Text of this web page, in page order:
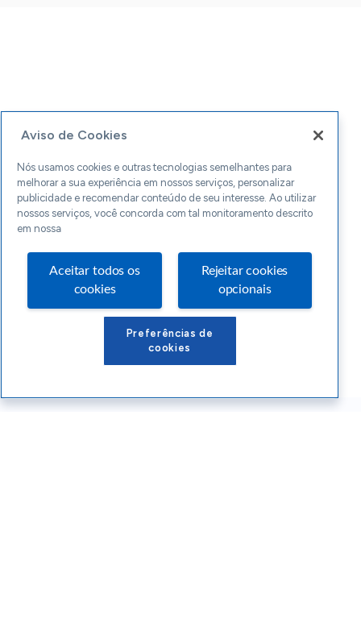
Aviso de Cookies
Nós usamos cookies e outras tecnologias semelhantes para
melhorar a sua experiência em nossos serviços, personalizar
publicidade e recomendar conteúdo de seu interesse. Ao utilizar
nossos serviços, você concorda com tal monitoramento descrito
em nossa
Aceitar todos os
cookies
Rejeitar cookies
opcionais
Preferências de
cookies